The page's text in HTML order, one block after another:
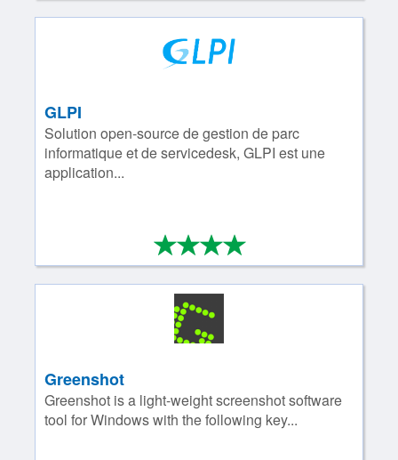
GLPI
Solution open-­source de gestion de parc
informatique et de servicedesk, GLPI est une
application...
****
4/4
Greenshot
Greenshot is a light-weight screenshot software
tool for Windows with the following key...